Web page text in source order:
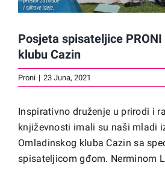
Posjeta spisateljice
klubu Cazin
Proni | 23 Juna, 2021
Inspirativno druženje u prirodi i
književnosti imali su naši mladi
Omladinskog kluba Cazin sa
spisateljicom gđom. Nerminom